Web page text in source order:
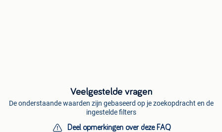
Veelgestelde vragen
De onderstaande waarden zijn gebaseerd op je zoekopdracht en de
ingestelde filters
Deel opmerkingen over deze FAQ